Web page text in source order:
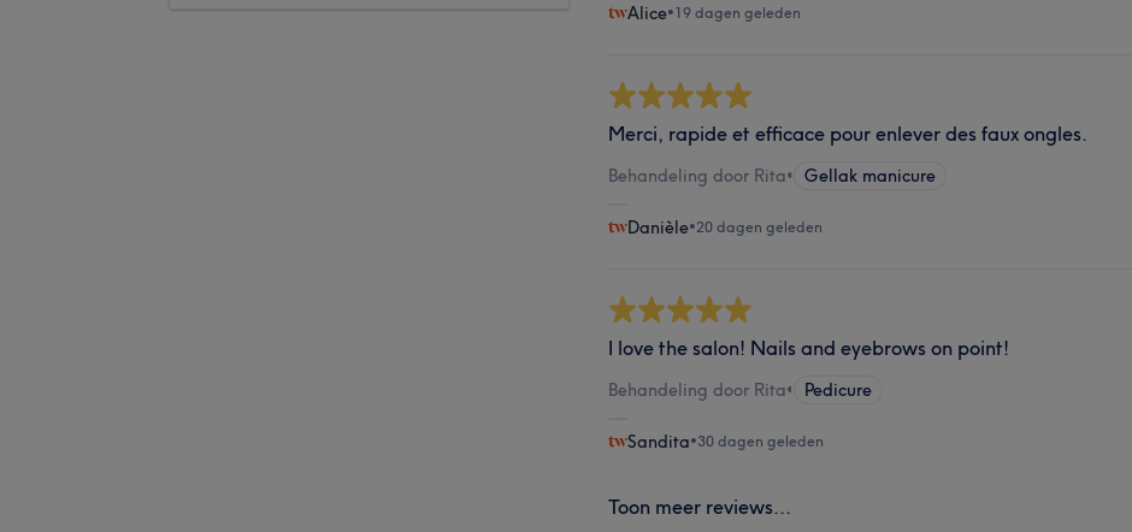
Alice•19 dagen geleden
Merci, rapide et efficace pour enlever des faux ongles.
Behandeling door Rita• Gellak manicure
Danièle•20 dagen geleden
I love the salon! Nails and eyebrows on point!
Behandeling door Rita• Pedicure
Sandita•30 dagen geleden
Toon meer reviews...